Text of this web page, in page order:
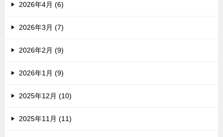
2026年4月 (6)
2026年3月 (7)
2026年2月 (9)
2026年1月 (9)
2025年12月 (10)
2025年11月 (11)